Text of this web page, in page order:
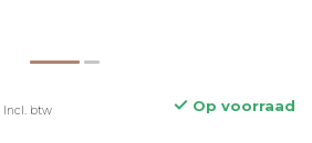
Incl. btw Op voorraad